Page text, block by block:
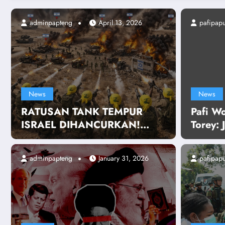
News
RATUSAN TANK TEMPUR
ISRAEL DIHANCURKAN!
Serangan Brutal Tanpa Henti
Dilancarkan
adminpapteng April 13, 2026
adminpapteng January 31, 2026
News
Pafi
Torey:
TEMPUR ISRAEL
2026